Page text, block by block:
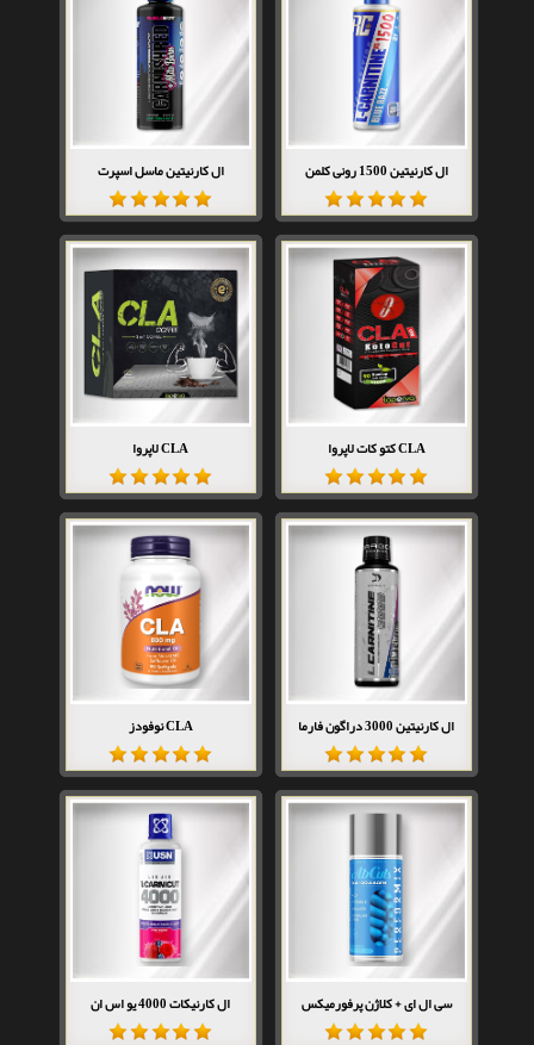
ال کارنیتین 1500 رونی کلمن ال کارنیتین ماسل اسپرت
CLA کتو کات لاپروا CLA لاپروا
ال کارنیتین 3000 دراگون فارما CLA نوفودز
سی ال ای + کلاژن پرفورمیکس ال کارنیکات 4000 یو اس ان